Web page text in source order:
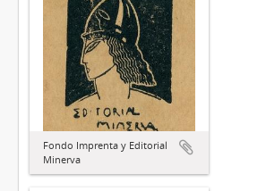
Fondo Imprenta y Editorial
Minerva